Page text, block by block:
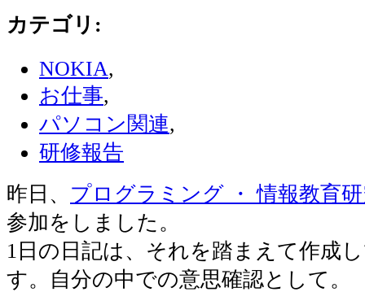
カテゴリ :
NOKIA,
お仕事,
パソコン関連,
研修報告
昨日、 プログラミング ・ 情報教育
参加をしました。
1日の日記は、それを踏まえて作成
す。自分の中での意思確認として。